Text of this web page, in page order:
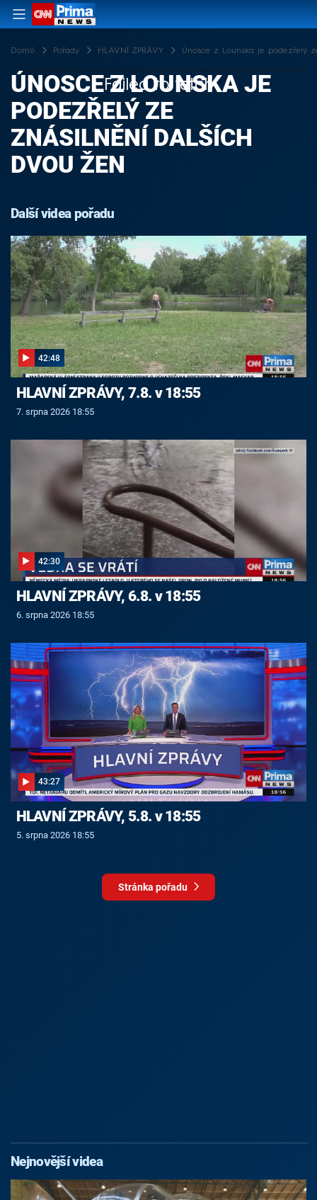
Domů Pořady HLAVNÍ ZPRÁVY Únosce z Lounska je podezřelý
Failed to fetch
ÚNOSCE Z LOUNSKA JE
PODEZŘELÝ ZE
ZNÁSILNĚNÍ DALŠÍCH
DVOU ŽEN
Další videa pořadu
42:48
HLAVNÍ ZPRÁVY, 7.8. v 18:55
7. srpna 2026 18:55
42:30
HLAVNÍ ZPRÁVY, 6.8. v 18:55
6. srpna 2026 18:55
43:27
HLAVNÍ ZPRÁVY, 5.8. v 18:55
5. srpna 2026 18:55
Stránka pořadu
Nejnovější videa